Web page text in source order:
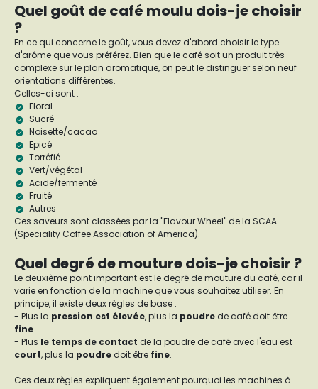
Quel goût de café moulu dois-je choisir
?
En ce qui concerne le goût, vous devez d'abord choisir le type
d'arôme que vous préférez. Bien que le café soit un produit très
complexe sur le plan aromatique, on peut le distinguer selon neuf
orientations différentes.
Celles-ci sont :
Floral
Sucré
Noisette/cacao
Epicé
Torréfié
Vert/végétal
Acide/fermenté
Fruité
Autres
Ces saveurs sont classées par la "Flavour Wheel" de la SCAA
(Speciality Coffee Association of America).
Quel degré de mouture dois-je choisir ?
Le deuxième point important est le degré de mouture du café, car il
varie en fonction de la machine que vous souhaitez utiliser. En
principe, il existe deux règles de base :
- Plus la pression est élevée, plus la poudre de café doit être
fine.
- Plus le temps de contact de la poudre de café avec l'eau est
court, plus la poudre doit être fine.
Ces deux règles expliquent également pourquoi les machines à